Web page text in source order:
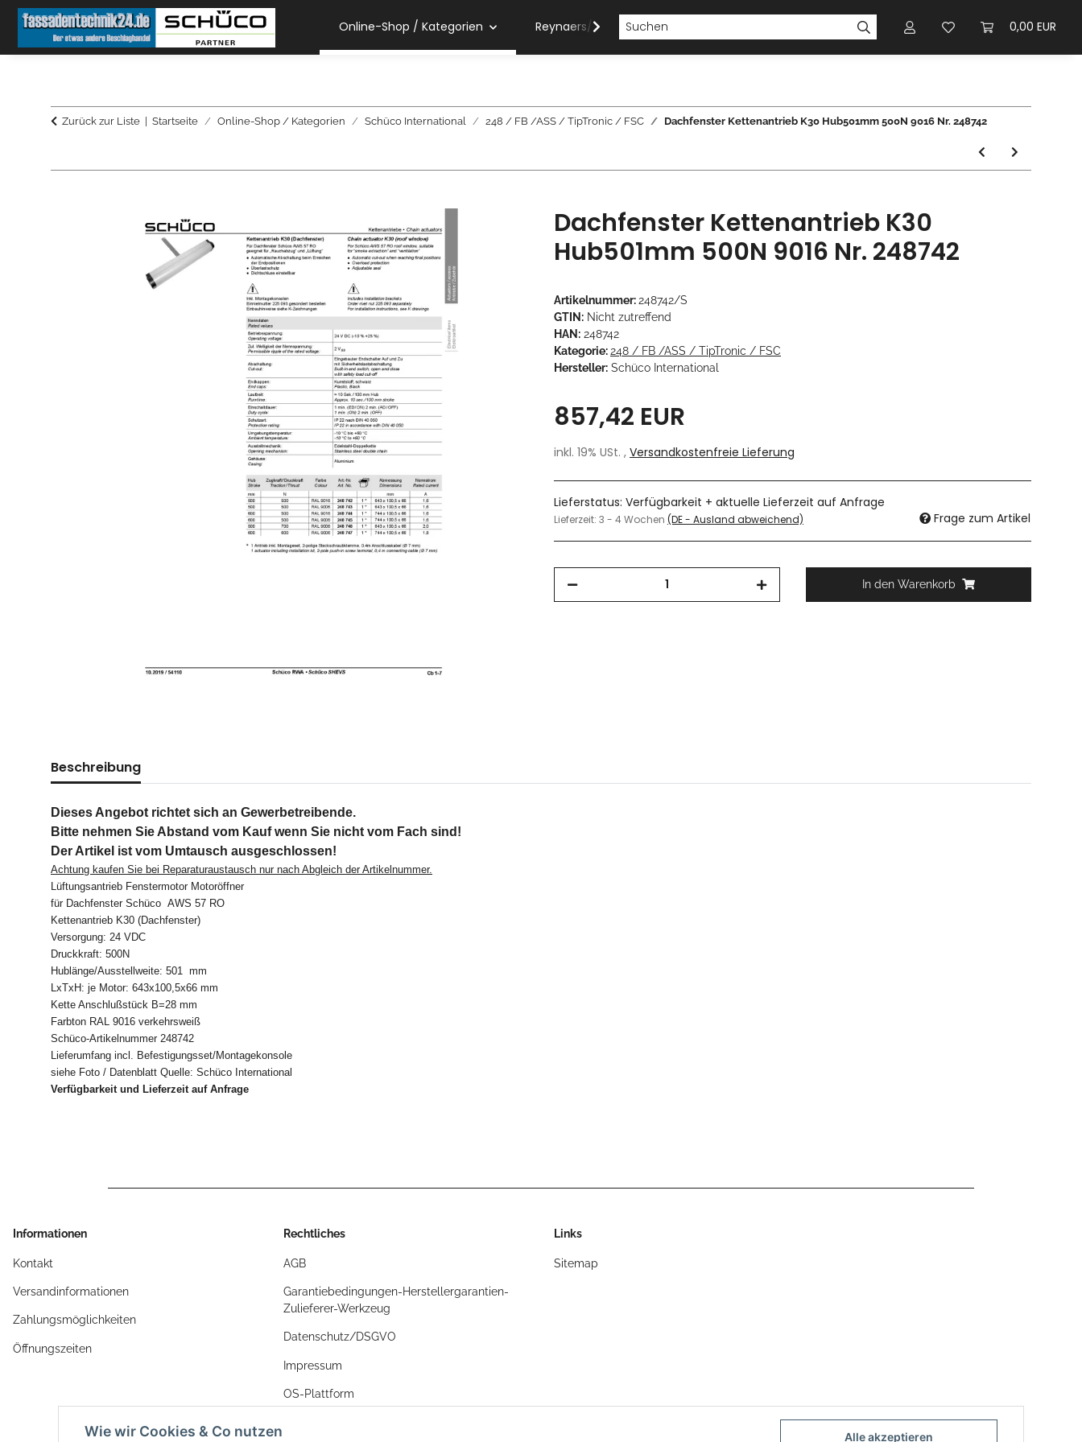
Alle akzeptieren
Wie wir Cookies & Co nutzen
0,00 EUR
Online-Shop / Kategorien Reynaers/Sobinco Verarbeiter
Zurück zur Liste Startseite Online-Shop / Kategorien Schüco International 248 / FB /ASS / TipTronic / FSC Dachfenster Kettenantrieb K30 Hub501mm 500N 9016 Nr. 248742
Dachfenster Kettenantrieb K30
Hub501mm 500N 9016 Nr. 248742
Artikelnummer:248742/S
GTIN: Nicht zutreffend
HAN: 248742
Kategorie:248 / FB /ASS / TipTronic / FSC
Hersteller: Schüco International
857,42 EUR
inkl. 19% USt. , Versandkostenfreie Lieferung
Lieferstatus: Verfügbarkeit + aktuelle Lieferzeit auf Anfrage
Lieferzeit: 3 - 4 Wochen (DE - Ausland abweichend) Frage zum Artikel
In den Warenkorb
Beschreibung
Dieses Angebot richtet sich an Gewerbetreibende.
Bitte nehmen Sie Abstand vom Kauf wenn Sie nicht vom Fach sind!
Der Artikel ist vom Umtausch ausgeschlossen!
Achtung kaufen Sie bei Reparaturaustausch nur nach Abgleich der Artikelnummer.
Lüftungsantrieb Fenstermotor Motoröffner
für Dachfenster Schüco AWS 57 RO
Kettenantrieb K30 (Dachfenster)
Versorgung: 24 VDC
Druckkraft: 500N
Hublänge/Ausstellweite: 501 mm
LxTxH: je Motor: 643x100,5x66 mm
Kette Anschlußstück B=28 mm
Farbton RAL 9016 verkehrsweiß
Schüco-Artikelnummer 248742
Lieferumfang incl. Befestigungsset/Montagekonsole
siehe Foto / Datenblatt Quelle: Schüco International
Verfügbarkeit und Lieferzeit auf Anfrage
Informationen
Kontakt
Versandinformationen
Zahlungsmöglichkeiten
Öffnungszeiten
Rechtliches
AGB
Garantiebedingungen-Herstellergarantien-
Zulieferer-Werkzeug
Datenschutz/DSGVO
Impressum
OS-Plattform
Links
Sitemap